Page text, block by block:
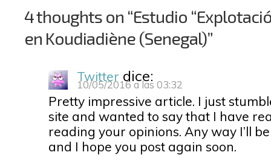
4 thoughts on “Estudio
en Koudiadiène (Senegal)”
Twitter dice:
10/05/2016 a las 03:32
Pretty impressive article. I just
site and wanted to say that I have
reading your opinions. Any way I’ll
and I hope you post again soon.